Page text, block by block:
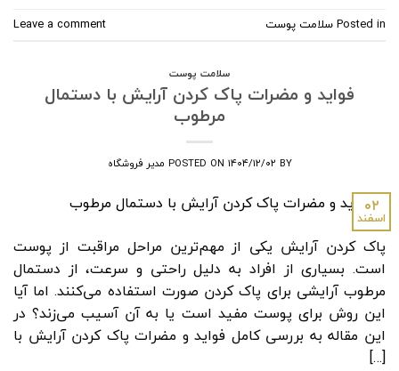
Posted inسلامت پوست Leave a comment
سلامت پوست
فواید و مضرات پاک کردن آرایش با دستمال
مرطوب
POSTED ON ۱۴۰۴/۱۲/۰۲ BY مدیر فروشگاه
۰۲
اسفند
پاک کردن آرایش یکی از مهم‌ترین مراحل مراقبت از پوست
است. بسیاری از افراد به دلیل راحتی و سرعت، از دستمال
مرطوب آرایشی برای پاک کردن صورت استفاده می‌کنند. اما آیا
این روش برای پوست مفید است یا به آن آسیب می‌زند؟ در
این مقاله به بررسی کامل فواید و مضرات پاک کردن آرایش با
[…]